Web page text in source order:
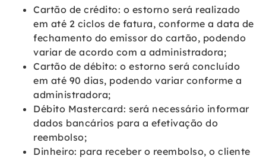
Cartão de crédito: o estorno será realizado
em até 2 ciclos de fatura, conforme a data de
fechamento do emissor do cartão, podendo
variar de acordo com a administradora;
Cartão de débito: o estorno será concluído
em até 90 dias, podendo variar conforme a
administradora;
Débito Mastercard: será necessário informar
dados bancários para a efetivação do
reembolso;
Dinheiro: para receber o reembolso, o cliente